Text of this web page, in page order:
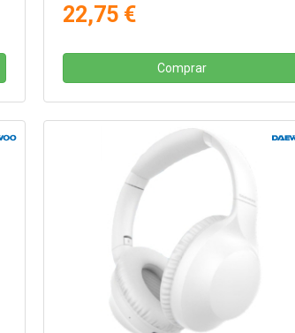
22,75 €
Comprar